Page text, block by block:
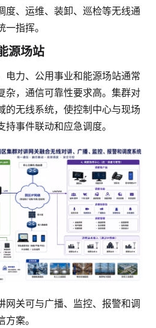
度、运维、装卸、巡检等无线通
指挥。
源场站
电力、公用事业和能源场站通常
杂，通信可靠性要求高。集群对
的无线系统，使控制中心与现场
事件联动和应急调度。
网关可与广播、监控、报警和调
案。